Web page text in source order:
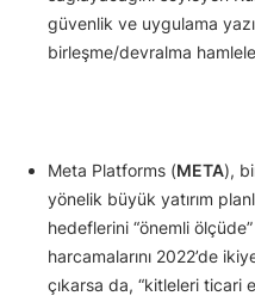
güvenlik ve uygulama
birleşme/devralma
Meta Platforms (META),
yönelik büyük yatırım
hedeflerini “önemli
harcamalarını 2022’de
çıkarsa da, “kitleleri ticari